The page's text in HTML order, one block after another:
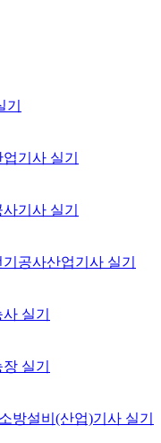
기사 실기
기사 실기
기공사산업기사 실기
실기
실기
소방설비(산업)기사 실기